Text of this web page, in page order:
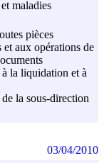
maladies
pièces
et aux opérations de
la liquidation et à
la sous-direction
03/04/2010